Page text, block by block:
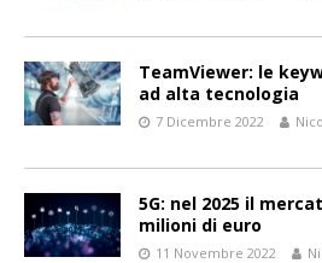
TeamViewer: le
ad alta tecnologia
7 Dicembre 2022
5G: nel 2025 il
milioni di euro
11 Novembre 2022